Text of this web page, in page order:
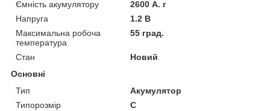
Ємність акумулятору
2600 А. г
Напруга
1.2 В
Максимальна робоча
температура
55 град.
Стан
Новий
Основні
Тип
Акумулятор
Типорозмір
C